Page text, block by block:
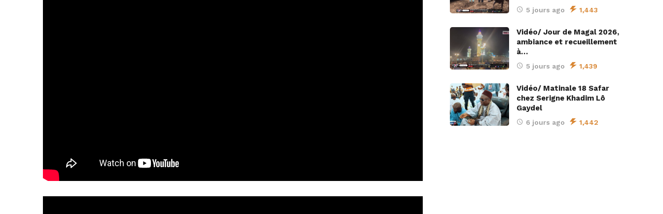
5 jours ago 1,443
Vidéo/ Jour de Magal 2026,
ambiance et recueillement
à…
5 jours ago 1,439
Vidéo/ Matinale 18 Safar
chez Serigne Khadim Lô
Gaydel
6 jours ago 1,442